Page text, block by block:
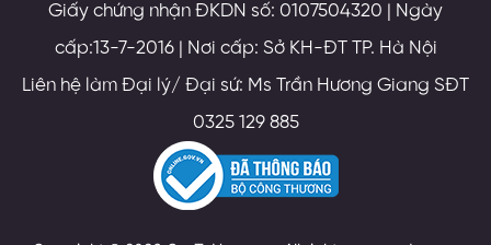
Giấy chứng nhận ĐKDN số: 0107504320 | Ngày
cấp:13-7-2016 | Nơi cấp: Sở KH-ĐT TP. Hà Nội
Liên hệ làm Đại lý/ Đại sứ: Ms Trần Hương Giang SĐT
0325 129 885